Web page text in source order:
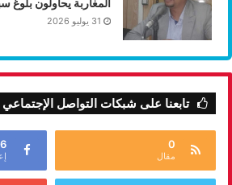
المغاربة يحاولون بلوغ
31 يوليو 2026
تابعنا على شبكات التواصل الإجتماعي
0
مقال